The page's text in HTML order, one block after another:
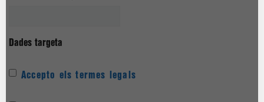
Dades targeta
Accepto els termes legals